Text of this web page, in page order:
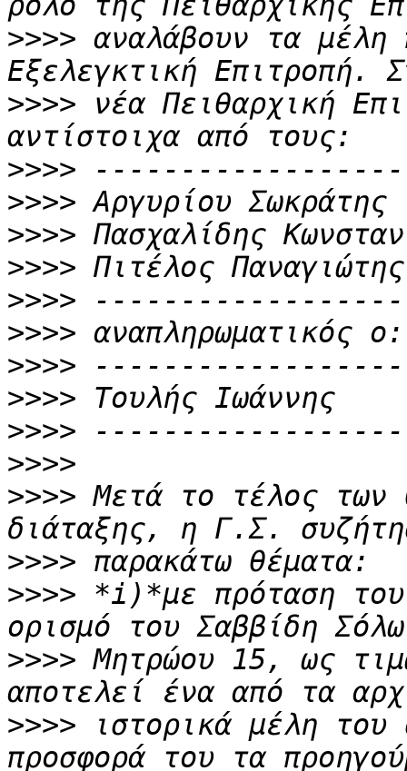
>>>> αναλάβουν τα μέλη
>>>> νέα Πειθαρχική
>>>>
>>>>
>>>>
>>>>
>>>>
>>>>
>>>>
>>>>
>>>>
>>>>
>>>> Μετά το τέλος των
>>>>
>>>> *i)*με πρόταση του
>>>> Μητρώου 15, ως
>>>> ιστορικά μέλη του